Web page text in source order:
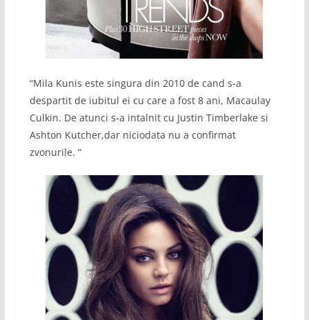
“Mila Kunis este singura din 2010 de cand s-a
despartit de iubitul ei cu care a fost 8 ani, Macaulay
Culkin. De atunci s-a intalnit cu Justin Timberlake si
Ashton Kutcher,dar niciodata nu a confirmat
zvonurile. “